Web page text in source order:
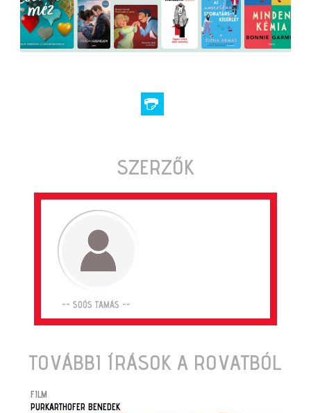
SZERZŐK
-- SOÓS TAMÁS --
TOVÁBBI ÍRÁSOK A ROVATBÓL
FILM
PURKARTHOFER BENEDEK